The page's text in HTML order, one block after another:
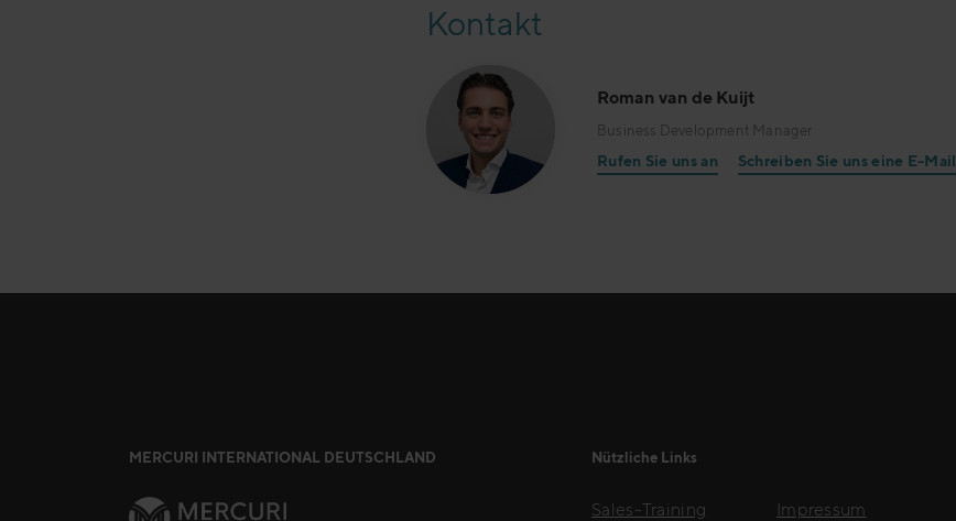
Kontakt
Roman van de Kuijt
Business Development Manager
Rufen Sie uns an Schreiben Sie uns eine E-Mail
MERCURI INTERNATIONAL DEUTSCHLAND Nützliche Links
Sales-Training Impressum